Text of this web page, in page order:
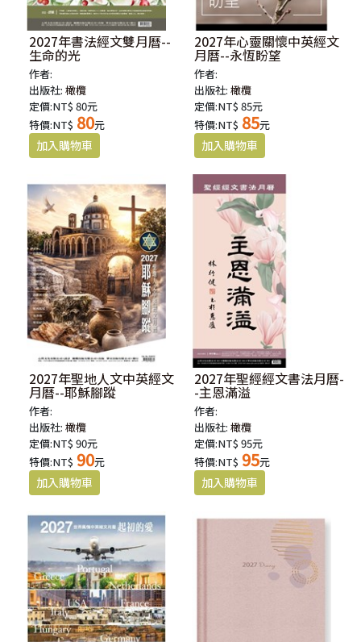
2027年書法經文雙月曆--
生命的光
作者:
出版社:橄欖
定價:NT$ 80元
特價:NT$ 80元
2027年心靈關懷中英經文
月曆--永恆盼望
作者:
出版社:橄欖
定價:NT$ 85元
特價:NT$ 85元
2027年聖地人文中英經文
月曆--耶穌腳蹤
作者:
出版社:橄欖
定價:NT$ 90元
特價:NT$ 90元
2027年聖經經文書法月曆-
-主恩滿溢
作者:
出版社:橄欖
定價:NT$ 95元
特價:NT$ 95元